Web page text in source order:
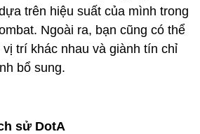
trên hiệu suất của mình trong
Ngoài ra, bạn cũng có thể
vị trí khác nhau và giành tín chỉ
bổ sung.
sử DotA